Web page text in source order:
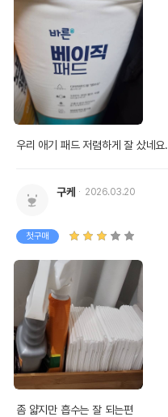
우리 애기 패드 저렴하게 잘 샀네요.
구케 2026.03.20
첫구매
좀 얇지만 흡수는 잘 되는편